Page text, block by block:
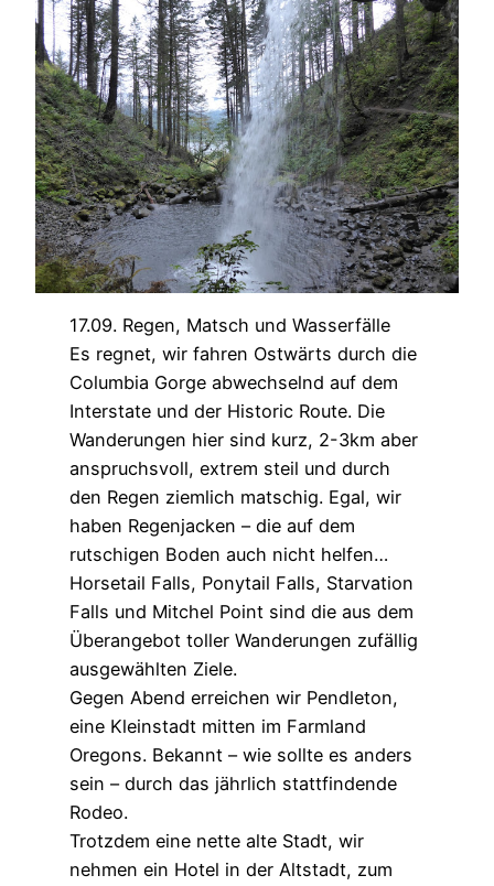
17.09. Regen, Matsch und Wasserfälle
Es regnet, wir fahren Ostwärts durch die
Columbia Gorge abwechselnd auf dem
Interstate und der Historic Route. Die
Wanderungen hier sind kurz, 2-3km aber
anspruchsvoll, extrem steil und durch
den Regen ziemlich matschig. Egal, wir
haben Regenjacken – die auf dem
rutschigen Boden auch nicht helfen…
Horsetail Falls, Ponytail Falls, Starvation
Falls und Mitchel Point sind die aus dem
Überangebot toller Wanderungen zufällig
ausgewählten Ziele.
Gegen Abend erreichen wir Pendleton,
eine Kleinstadt mitten im Farmland
Oregons. Bekannt – wie sollte es anders
sein – durch das jährlich stattfindende
Rodeo.
Trotzdem eine nette alte Stadt, wir
nehmen ein Hotel in der Altstadt, zum